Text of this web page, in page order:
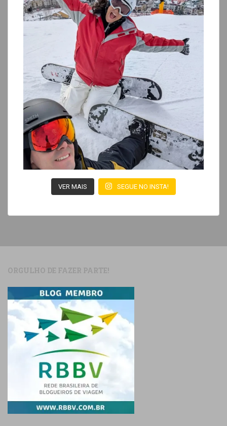
VER MAIS SEGUE NO INSTA!
ORGULHO DE FAZER PARTE!